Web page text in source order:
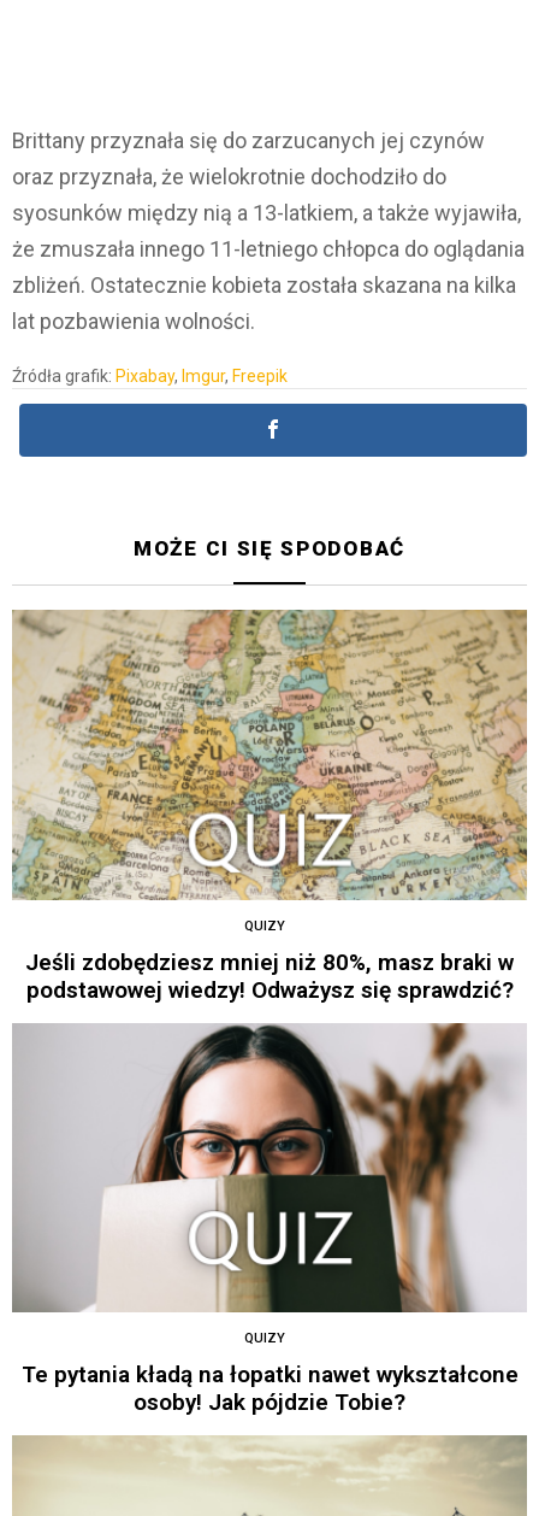
Brittany przyznała się do zarzucanych jej czynów
oraz przyznała, że wielokrotnie dochodziło do
syosunków między nią a 13-latkiem, a także wyjawiła,
że zmuszała innego 11-letniego chłopca do oglądania
zbliżeń. Ostatecznie kobieta została skazana na kilka
lat pozbawienia wolności.
Źródła grafik: Pixabay, Imgur, Freepik
MOŻE CI SIĘ SPODOBAĆ
QUIZY
Jeśli zdobędziesz mniej niż 80%, masz braki w
podstawowej wiedzy! Odważysz się sprawdzić?
QUIZY
Te pytania kładą na łopatki nawet wykształcone
osoby! Jak pójdzie Tobie?